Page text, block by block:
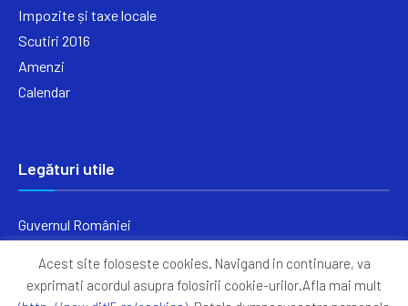
Impozite și taxe locale
Scutiri 2016
Amenzi
Calendar
Legături utile
Guvernul României
Primăria Sectorul 5
Acest site foloseste cookies. Navigand in continuare, va
exprimati acordul asupra folosirii cookie-urilor.Afla mai mult